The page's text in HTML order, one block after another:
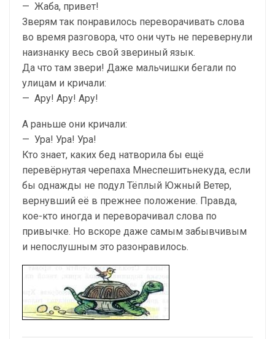
— Жаба, привет!
Зверям так понравилось переворачивать слова
во время разговора, что они чуть не перевернули
наизнан­ку весь свой звериный язык.
Да что там звери! Даже мальчишки бегали по
ули­цам и кричали:
— Ару! Ару! Ару!
А раньше они кричали:
— Ура! Ура! Ура!
Кто знает, каких бед натворила бы ещё
перевёрну­тая черепаха Мнеспешитьнекуда, если
бы однажды не подул Тёплый Южный Ветер,
вернувший её в прежнее положение. Правда,
кое-кто иногда и переворачивал слова по
привычке. Но вскоре даже самым забывчивым
и непослушным это разонравилось.